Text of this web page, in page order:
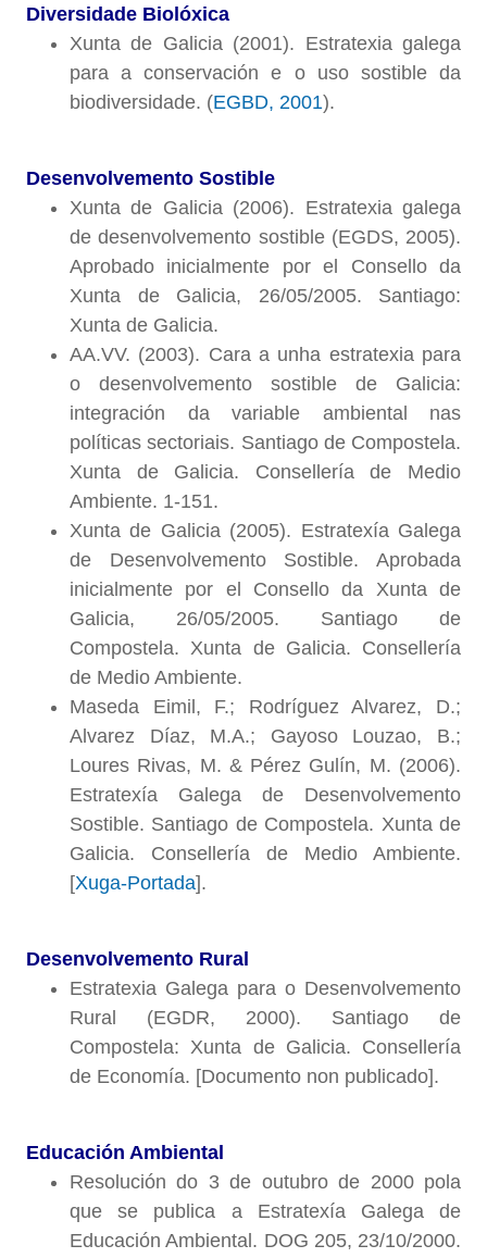
Diversidade Biolóxica
Xunta de Galicia (2001). Estratexia galega
para a conservación e o uso sostible da
biodiversidade. (EGBD, 2001).
Desenvolvemento Sostible
Xunta de Galicia (2006). Estratexia galega
de desenvolvemento sostible (EGDS, 2005).
Aprobado inicialmente por el Consello da
Xunta de Galicia, 26/05/2005. Santiago:
Xunta de Galicia.
AA.VV. (2003). Cara a unha estratexia para
o desenvolvemento sostible de Galicia:
integración da variable ambiental nas
políticas sectoriais. Santiago de Compostela.
Xunta de Galicia. Consellería de Medio
Ambiente. 1-151.
Xunta de Galicia (2005). Estratexía Galega
de Desenvolvemento Sostible. Aprobada
inicialmente por el Consello da Xunta de
Galicia, 26/05/2005. Santiago de
Compostela. Xunta de Galicia. Consellería
de Medio Ambiente.
Maseda Eimil, F.; Rodríguez Alvarez, D.;
Alvarez Díaz, M.A.; Gayoso Louzao, B.;
Loures Rivas, M. & Pérez Gulín, M. (2006).
Estratexía Galega de Desenvolvemento
Sostible. Santiago de Compostela. Xunta de
Galicia. Consellería de Medio Ambiente.
[Xuga-Portada].
Desenvolvemento Rural
Estratexia Galega para o Desenvolvemento
Rural (EGDR, 2000). Santiago de
Compostela: Xunta de Galicia. Consellería
de Economía. [Documento non publicado].
Educación Ambiental
Resolución do 3 de outubro de 2000 pola
que se publica a Estratexía Galega de
Educación Ambiental. DOG 205, 23/10/2000.